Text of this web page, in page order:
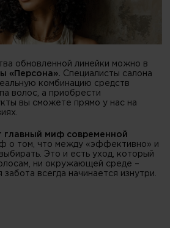
обновленной линейки можно в
«Персона». Специалисты салона
комбинацию средств
волос, а приобрести
вы сможете прямо у нас на
главный миф современной
о том, что между «эффективно» и
Это и есть уход, который
ни окружающей среде –
всегда начинается изнутри.